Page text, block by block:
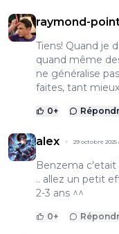
raymond-
Tiens! Quand je
quand même
ne généralise
faites, tant
0+
alex 29 octobre 2025
Benzema c'etait
.. allez un petit
2-3 ans ^^
0+